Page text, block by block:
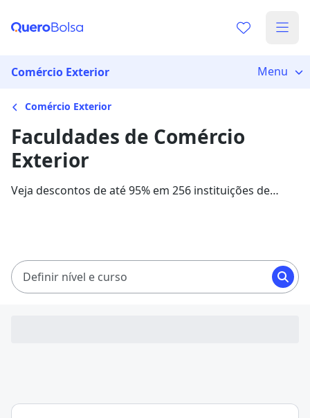
Comércio Exterior Menu
Comércio Exterior
Faculdades de Comércio
Exterior
Veja descontos de até 95% em 256 instituições de
Definir nível e curso